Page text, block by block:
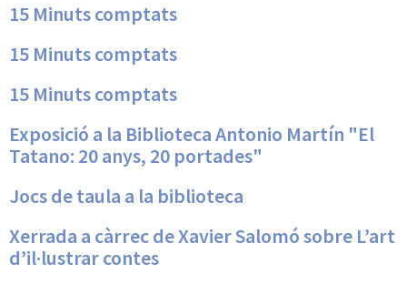
15 Minuts comptats
15 Minuts comptats
15 Minuts comptats
Exposició a la Biblioteca Antonio Martín "El
Tatano: 20 anys, 20 portades"
Jocs de taula a la biblioteca
Xerrada a càrrec de Xavier Salomó sobre L’art
d’il·lustrar contes